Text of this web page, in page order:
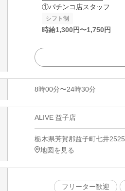
①パチンコ店スタッフ
シフト制
時給1,300円〜1,750円
8時00分〜24時30分
ALIVE 益子店
栃木県芳賀郡益子町七井2525
地図を見る
フリーター歓迎